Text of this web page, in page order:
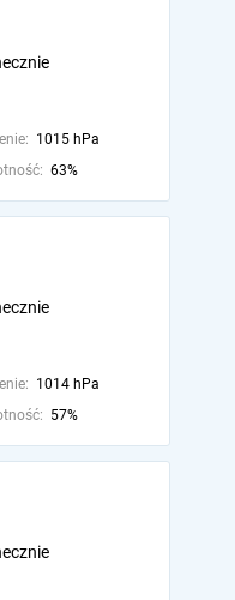
1015 hPa
63%
1014 hPa
57%